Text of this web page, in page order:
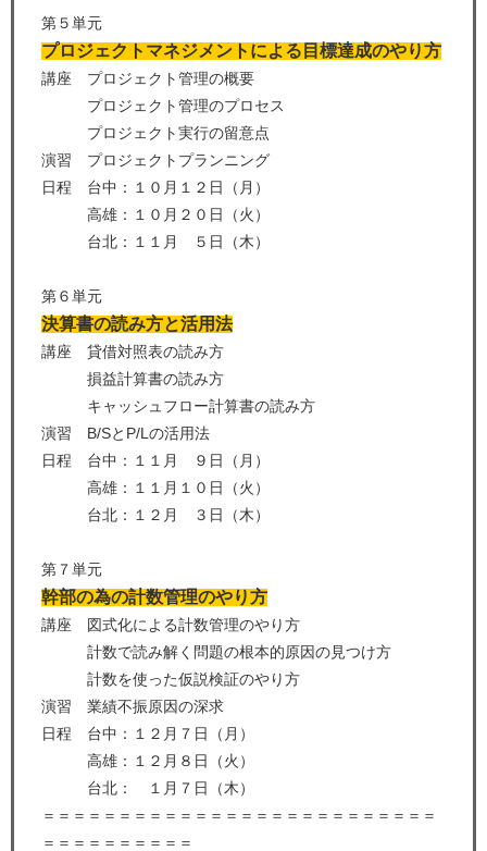
第５単元
プロジェクトマネジメントによる目標達成のやり方
講座 プロジェクト管理の概要
プロジェクト管理のプロセス
プロジェクト実行の留意点
演習 プロジェクトプランニング
日程 台中：１０月１２日（月）
高雄：１０月２０日（火）
台北：１１月 ５日（木）
第６単元
決算書の読み方と活用法
講座 貸借対照表の読み方
損益計算書の読み方
キャッシュフロー計算書の読み方
演習 B/SとP/Lの活用法
日程 台中：１１月 ９日（月）
高雄：１１月１０日（火）
台北：１２月 ３日（木）
第７単元
幹部の為の計数管理のやり方
講座 図式化による計数管理のやり方
計数で読み解く問題の根本的原因の見つけ方
計数を使った仮説検証のやり方
演習 業績不振原因の深求
日程 台中：１２月７日（月）
高雄：１２月８日（火）
台北： １月７日（木）
＝＝＝＝＝＝＝＝＝＝＝＝＝＝＝＝＝＝＝＝＝＝＝＝＝＝
＝＝＝＝＝＝＝＝＝＝